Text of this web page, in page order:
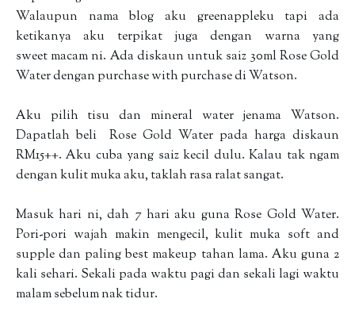
Walaupun nama blog aku greenappleku tapi ada
ketikanya aku terpikat juga dengan warna yang
sweet macam ni. Ada diskaun untuk saiz 30ml Rose Gold
Water dengan purchase with purchase di Watson.
Aku pilih tisu dan mineral water jenama Watson.
Dapatlah beli Rose Gold Water pada harga diskaun
RM15++. Aku cuba yang saiz kecil dulu. Kalau tak ngam
dengan kulit muka aku, taklah rasa ralat sangat.
Masuk hari ni, dah 7 hari aku guna Rose Gold Water.
Pori-pori wajah makin mengecil, kulit muka soft and
supple dan paling best makeup tahan lama. Aku guna 2
kali sehari. Sekali pada waktu pagi dan sekali lagi waktu
malam sebelum nak tidur.